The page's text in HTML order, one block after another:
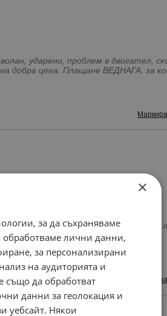
ударени, проблем в двигател,
добра цена. Плащане ВЕДНАГА. за
×
за да съхраняваме
обработваме лични данни,
за персонализирани
на аудиторията и
също да обработват
данни за геолокация и
уебсайт. Някои